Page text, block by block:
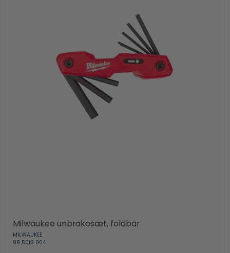
Milwaukee unbrakosæt, foldbar
MILWAUKEE
98 5012 004